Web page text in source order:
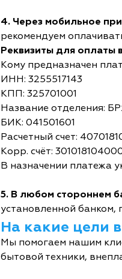
4. Через мобильное
рекомендуем
Реквизиты для оплаты
Кому предназначен
ИНН: 3255517143
КПП: 325701001
Название отделения:
БИК: 041501601
Расчетный счет:
Корр. счёт:
В назначении платежа
5. В любом стороннем
установленной банком,
На какие цели
Мы помогаем нашим
бытовой техники,